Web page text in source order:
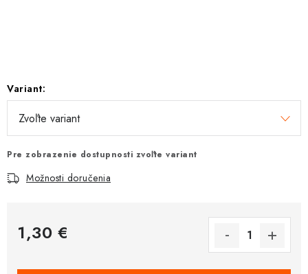
Variant:
Pre zobrazenie dostupnosti zvoľte variant
Možnosti doručenia
1,30 €